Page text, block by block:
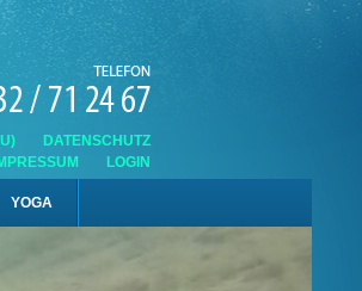
DATENSCHUTZ
LOGIN
YOGA